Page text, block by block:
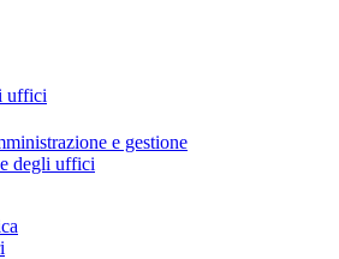
uffici
e gestione
degli uffici